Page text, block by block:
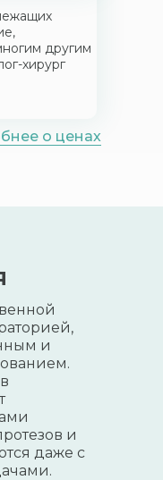
другим
хирург
о ценах
и
и
даже с